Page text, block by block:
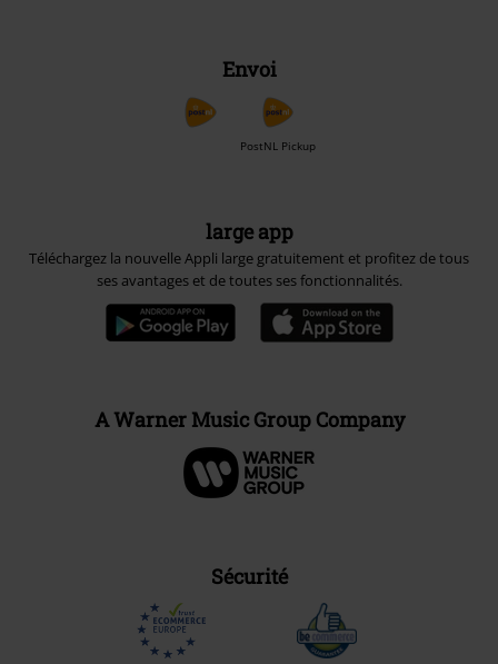
Envoi
PostNL Pickup
large app
Téléchargez la nouvelle Appli large gratuitement et profitez de tous
ses avantages et de toutes ses fonctionnalités.
A Warner Music Group Company
Sécurité